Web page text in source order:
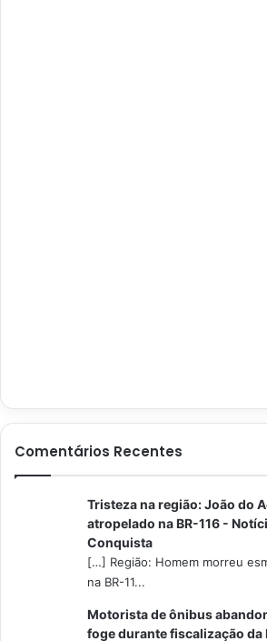
Comentários Recentes
Tristeza na região: João do
atropelado na BR-116 -
Conquista
[…] Região: Homem morreu
na BR-11...
Motorista de ônibus
foge durante fiscalização da